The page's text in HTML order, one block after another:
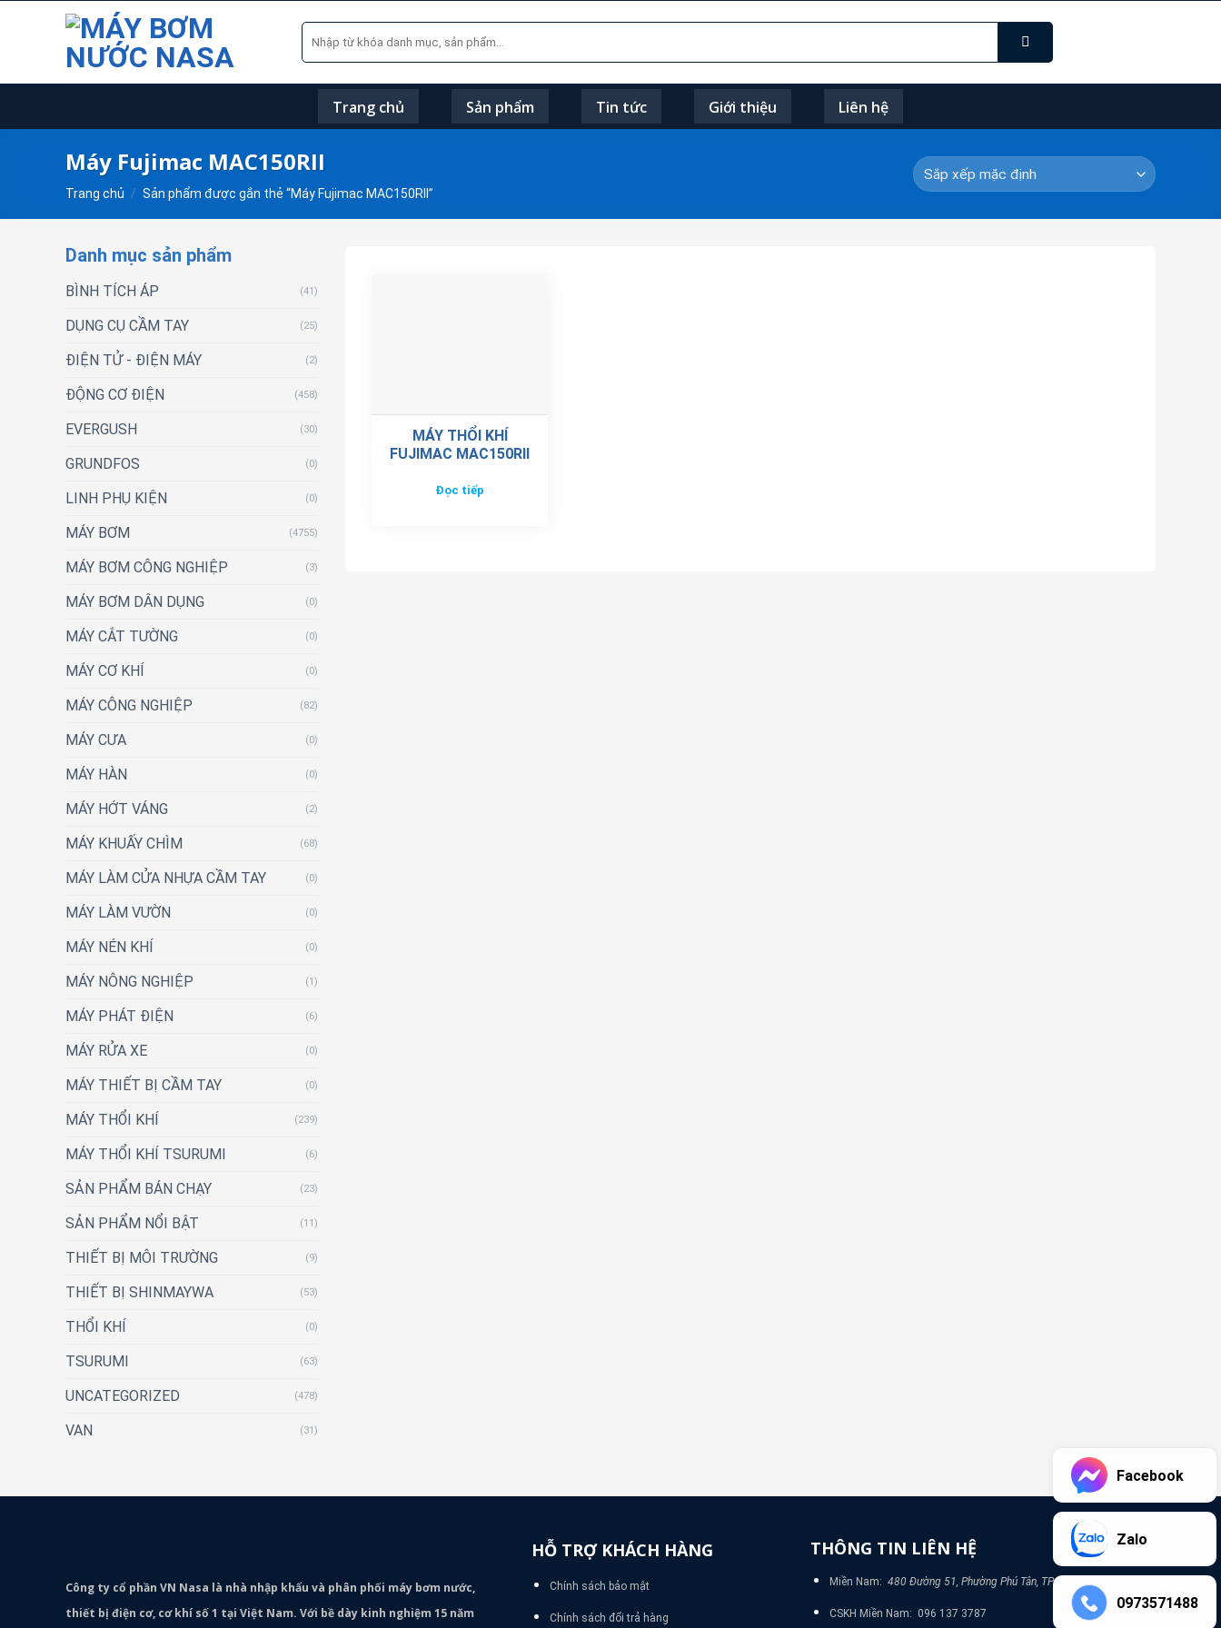
Tìm
kiếm:
Trang chủ Sản phẩm Tin tức Giới thiệu Liên hệ
Máy Fujimac MAC150RII
Trang chủ / Sản phẩm được gắn thẻ “Máy Fujimac MAC150RII”
Danh mục sản phẩm
BÌNH TÍCH ÁP (41)
DỤNG CỤ CẦM TAY (25)
ĐIỆN TỬ - ĐIỆN MÁY (2)
ĐỘNG CƠ ĐIỆN (458)
EVERGUSH (30)
GRUNDFOS (0)
LINH PHỤ KIỆN (0)
MÁY BƠM (4755)
MÁY BƠM CÔNG NGHIỆP (3)
MÁY BƠM DÂN DỤNG (0)
MÁY CẮT TƯỜNG (0)
MÁY CƠ KHÍ (0)
MÁY CÔNG NGHIỆP (82)
MÁY CƯA (0)
MÁY HÀN (0)
MÁY HỚT VÁNG (2)
MÁY KHUẤY CHÌM (68)
MÁY LÀM CỬA NHỰA CẦM TAY (0)
MÁY LÀM VƯỜN (0)
MÁY NÉN KHÍ (0)
MÁY NÔNG NGHIỆP (1)
MÁY PHÁT ĐIỆN (6)
MÁY RỬA XE (0)
MÁY THIẾT BỊ CẦM TAY (0)
MÁY THỔI KHÍ (239)
MÁY THỔI KHÍ TSURUMI (6)
SẢN PHẨM BÁN CHẠY (23)
SẢN PHẨM NỔI BẬT (11)
THIẾT BỊ MÔI TRƯỜNG (9)
THIẾT BỊ SHINMAYWA (53)
THỔI KHÍ (0)
TSURUMI (63)
UNCATEGORIZED (478)
VAN (31)
MÁY THỔI KHÍ
FUJIMAC MAC150RII
Đọc tiếp
Công ty cổ phần VN Nasa là nhà nhập khẩu và phân phối máy bơm nước,
thiết bị điện cơ, cơ khí số 1 tại Việt Nam. Với bề dày kinh nghiệm 15 năm
HỖ TRỢ KHÁCH HÀNG
Chính sách bảo mật
Chính sách đổi trả hàng
THÔNG TIN LIÊN HỆ
Miền Nam: 480 Đường 51, Phường Phú Tân, TP Bình Dương
CSKH Miền Nam: 096 137 3787
Facebook
Zalo
0973571488